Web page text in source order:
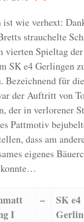
ist wie verhext:
strauchelte
vierten Spieltag
SK e4 Gerlingen
Bezeichnend für
der Auftritt von
der in verlorener
Pattmotiv
dass am
eigenes
konnte…
I
–
SK e4